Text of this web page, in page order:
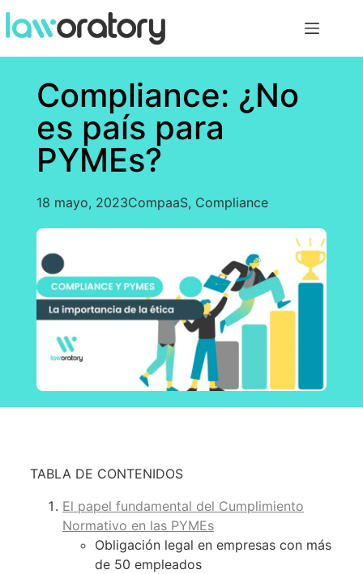
Compliance: ¿No
es país para
PYMEs?
18 mayo, 2023CompaaS, Compliance
TABLA DE CONTENIDOS
El papel fundamental del Cumplimiento
Normativo en las PYMEs
Obligación legal en empresas con más
de 50 empleados